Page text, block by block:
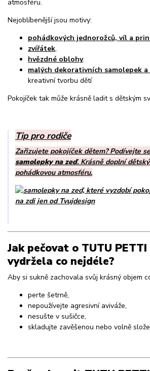
atmosféru.
Nejoblíbenější jsou motivy:
pohádkových jednorožců, víl a
zvířátek,
hvězdné oblohy.
malých dekorativních samolepek
kreativní tvorbu dětí
Pokojíček tak může krásně ladit s dětským
Tip pro rodiče
Zařizujete pokojíček dětem? Podívejte
samolepky na zeď. Krásně doplní
pohádkovou atmosféru.
Jak pečovat o TUTU
vydržela co nejdéle?
Aby si sukně zachovala svůj krásný objem
perte šetrně,
nepoužívejte agresivní aviváže,
nesušte v sušičce,
skladujte zavěšenou nebo volně